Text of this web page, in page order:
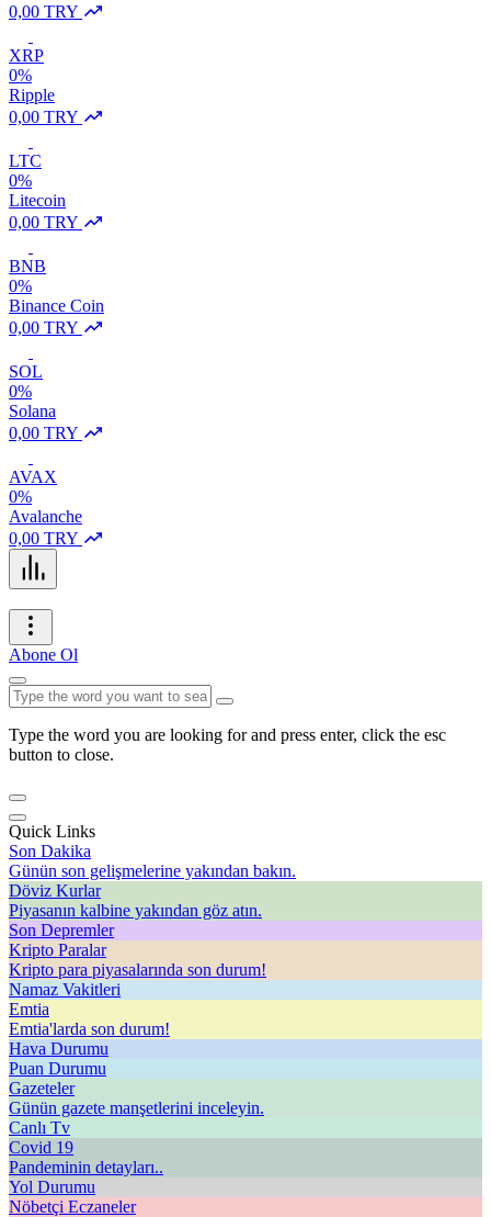
0,00 TRY
XRP
0%
Ripple
0,00 TRY
LTC
0%
Litecoin
0,00 TRY
BNB
0%
Binance Coin
0,00 TRY
SOL
0%
Solana
0,00 TRY
AVAX
0%
Avalanche
0,00 TRY
Abone Ol
Type the word you are looking for and press enter, click the esc
button to close.
Quick Links
Son Dakika
Günün son gelişmelerine yakından bakın.
Döviz Kurlar
Piyasanın kalbine yakından göz atın.
Son Depremler
Kripto Paralar
Kripto para piyasalarında son durum!
Namaz Vakitleri
Emtia
Emtia'larda son durum!
Hava Durumu
Puan Durumu
Gazeteler
Günün gazete manşetlerini inceleyin.
Canlı Tv
Covid 19
Pandeminin detayları..
Yol Durumu
Nöbetçi Eczaneler